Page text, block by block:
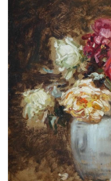
THEMEN
ENTDECKEN